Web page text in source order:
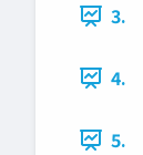
3.
4.
5.